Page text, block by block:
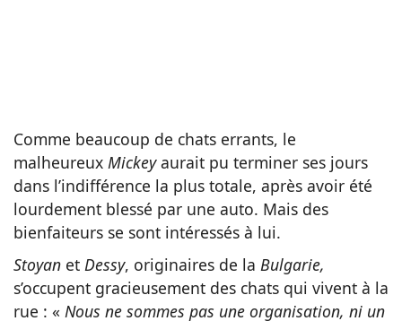
Comme beaucoup de chats errants, le
malheureux Mickeyaurait pu terminer ses jours
dans l’indifférence la plus totale, après avoir été
lourdement blessé par une auto. Mais des
bienfaiteurs se sont intéressés à lui.
Stoyan et Dessy, originaires de la Bulgarie,
s’occupent gracieusement des chats qui vivent à la
rue : « Nous ne sommes pas une organisation, ni un